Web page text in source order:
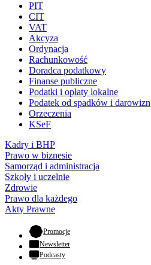
PIT
CIT
VAT
Akcyza
Ordynacja
Rachunkowość
Doradca podatkowy
Finanse publiczne
Podatki i opłaty lokalne
Podatek od spadków i darowizn
Orzeczenia
KSeF
Kadry i BHP
Prawo w biznesie
Samorząd i administracja
Szkoły i uczelnie
Zdrowie
Prawo dla każdego
Akty Prawne
Promocje- otwiera się w nowej karcie
Newsletter
Podcasty